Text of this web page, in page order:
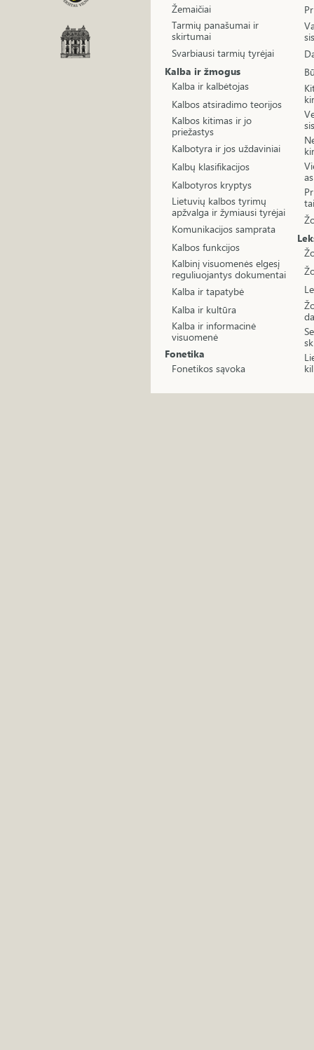
Žemaičiai
Tarmių panašumai ir
skirtumai
Svarbiausi tarmių tyrėjai
Kalba ir žmogus
Kalba ir kalbėtojas
Kalbos atsiradimo teorijos
Kalbos kitimas ir jo
priežastys
Kalbotyra ir jos uždaviniai
Kalbų klasifikacijos
Kalbotyros kryptys
Lietuvių kalbos tyrimų
apžvalga ir žymiausi tyrėjai
Komunikacijos samprata
Kalbos funkcijos
Kalbinį visuomenės elgesį
reguliuojantys dokumentai
Kalba ir tapatybė
Kalba ir kultūra
Kalba ir informacinė
visuomenė
Fonetika
Fonetikos sąvoka